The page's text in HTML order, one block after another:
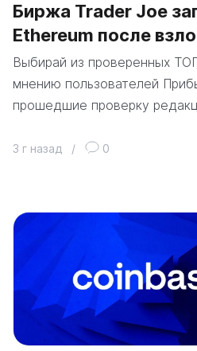
Биржа Trader Joe
Ethereum после
Выбирай из проверенных
мнению пользователей
прошедшие проверку
3 г назад / 0